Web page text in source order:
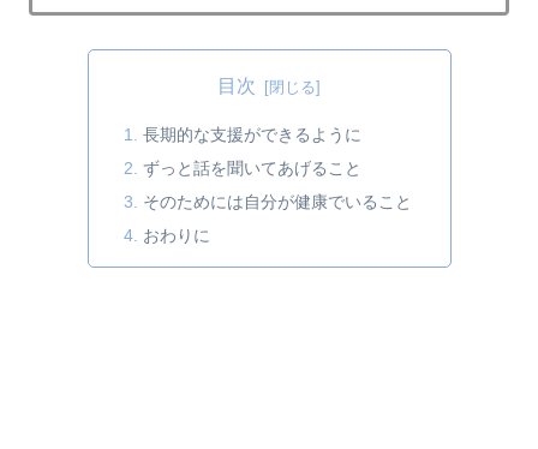
目次
長期的な支援ができるように
ずっと話を聞いてあげること
そのためには自分が健康でいること
おわりに